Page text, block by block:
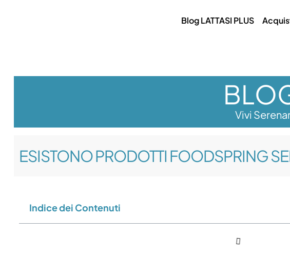
Blog LATTASI PLUS
Vivi
ESISTONO PRODOTTI FOODSPRING
Indice dei Contenuti